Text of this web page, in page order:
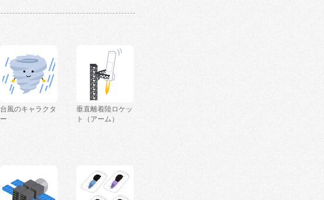
台風のキャラクタ
ー
垂直離着陸ロケッ
ト（アーム）